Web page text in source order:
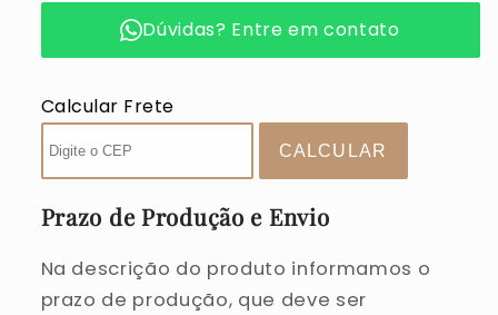
Ninho
de
Ninho
de
Dúvidas? Entre em contato
Calcular Frete
Prazo de Produção e Envio
Na descrição do produto informamos o
prazo de produção, que deve ser